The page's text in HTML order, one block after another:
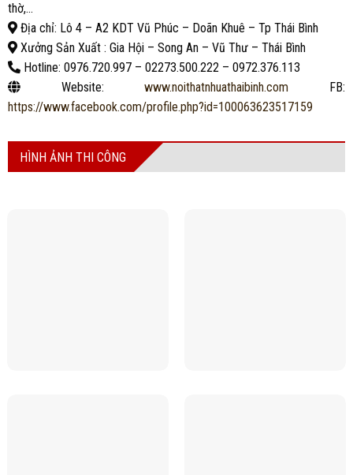
thờ,…
Địa chỉ: Lô 4 – A2 KDT Vũ Phúc – Doãn Khuê – Tp Thái Bình
Xưởng Sản Xuất : Gia Hội – Song An – Vũ Thư – Thái Bình
Hotline: 0976.720.997 – 02273.500.222 – 0972.376.113
Website:www.noithatnhuathaibinh.com FB:
https://www.facebook.com/profile.php?id=100063623517159
HÌNH ẢNH THI CÔNG